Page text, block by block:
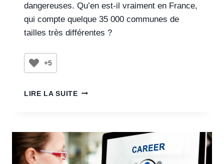
dangereuses. Qu’en est-il vraiment en France,
qui compte quelque 35 000 communes de
tailles très différentes ?
+5
LIRE LA SUITE